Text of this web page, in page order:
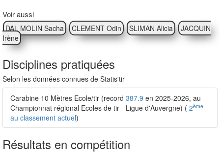
Voir aussi
DAL MOLIN Sacha CLEMENT Odin SLIMAN Alicia
JACQUIN
Irène
Disciplines pratiquées
Selon les données connues de Statis'tir
Carabine 10 Mètres Ecole/tir (record 387.9 en 2025-2026, au
Championnat régional Ecoles de tir - Ligue d'Auvergne) ( 2ème
au classement actuel)
Résultats en compétition